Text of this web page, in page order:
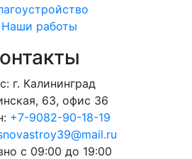
Наши работы
г. Калининград
63, офис 36
+7-9082-90-18-19
с 09:00 до 19:00